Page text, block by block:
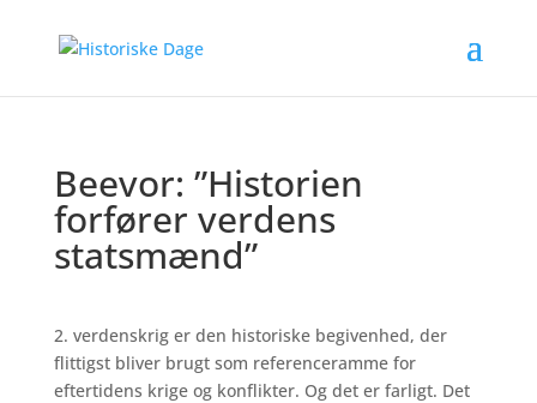
Beevor: ”Historien
forfører verdens
statsmænd”
2. verdenskrig er den historiske begivenhed, der
flittigst bliver brugt som referenceramme for
eftertidens krige og konflikter. Og det er farligt. Det